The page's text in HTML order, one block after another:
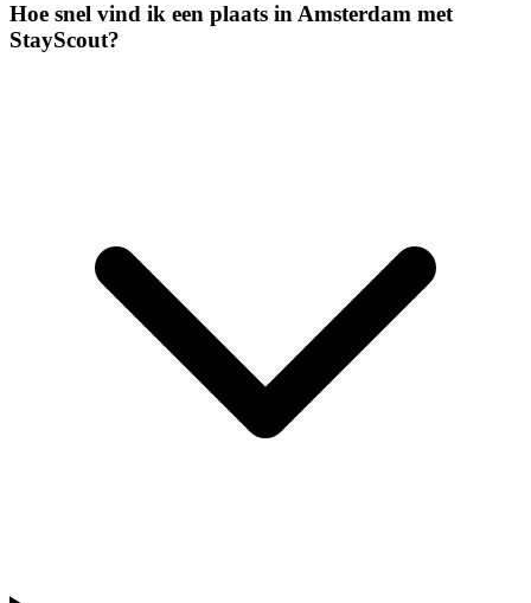
Hoe snel vind ik een plaats in Amsterdam met
StayScout?